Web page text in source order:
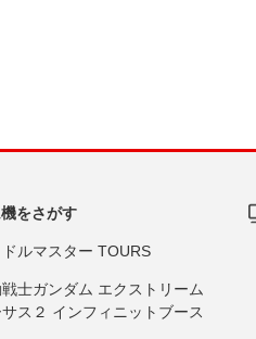
をさがす
ルマスター TOURS
士ガンダム エクストリーム
ス２ インフィニットブース